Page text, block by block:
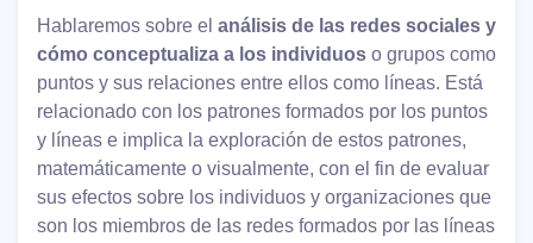
Hablaremos sobre el análisis de las redes sociales y
cómo conceptualiza a los individuos o grupos como
puntos y sus relaciones entre ellos como líneas. Está
relacionado con los patrones formados por los puntos
y líneas e implica la exploración de estos patrones,
matemáticamente o visualmente, con el fin de evaluar
sus efectos sobre los individuos y organizaciones que
son los miembros de las redes formados por las líneas